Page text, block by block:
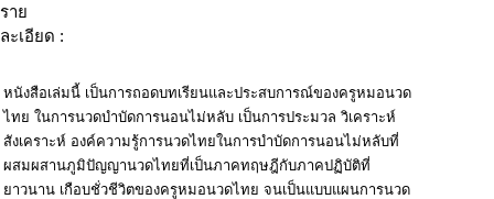
ราย
ละเอียด :
หนังสือเล่มนี้ เป็นการถอดบทเรียนและประสบการณ์ของครูหมอนวด
ไทย ในการนวดบำบัดการนอนไม่หลับ เป็นการประมวล วิเคราะห์
สังเคราะห์ องค์ความรู้การนวดไทยในการบำบัดการนอนไม่หลับที่
ผสมผสานภูมิปัญญานวดไทยที่เป็นภาคทฤษฎีกับภาคปฏิบัติที่
ยาวนาน เกือบชั่วชีวิตของครูหมอนวดไทย จนเป็นแบบแผนการนวด